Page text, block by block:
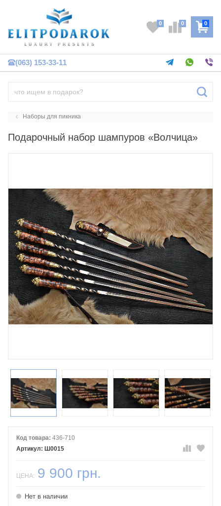
0
0 0
(063) 153-33-11
Наборы для пикника
Подарочный набор шампуров «Волчица»
Код товара: 436-710
Ш0015
ЦЕНА: 9 900 грн.
Нет в наличии